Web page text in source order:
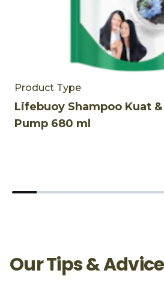
Product Type
Lifebuoy Shampoo Kuat
Pump 680 ml
Our Tips & Advice